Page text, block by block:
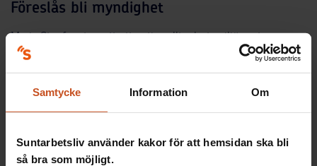
Samtycke Information Om
Suntarbetsliv använder kakor för att hemsidan ska bli
så bra som möjligt.
Föreslås bli myndighet
Maria Stanfors tror att ett nationellt arbetsmiljöcentrum ger
en mer kunskapsstyrd arbetsmiljöutveckling och träffsäker
universitet. LO och Saco förespråkar också en myndighet.
SKL har ännu inte hunnit ta ställning till förslagets detaljer.
Budgeten för det nya centrumet – som föreslås heta
Nationellt arbetsmiljöcentrum – ska enligt förslaget ligga på